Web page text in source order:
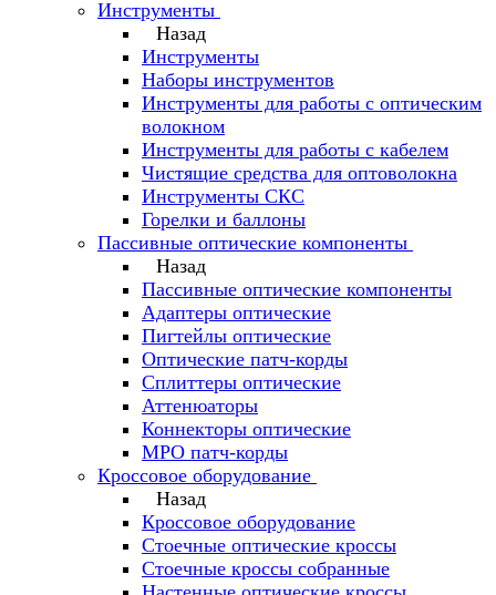
Инструменты
Назад
Инструменты
Наборы инструментов
Инструменты для работы с оптическим
волокном
Инструменты для работы с кабелем
Чистящие средства для оптоволокна
Инструменты СКС
Горелки и баллоны
Пассивные оптические компоненты
Назад
Пассивные оптические компоненты
Адаптеры оптические
Пигтейлы оптические
Оптические патч-корды
Сплиттеры оптические
Аттенюаторы
Коннекторы оптические
MPO патч-корды
Кроссовое оборудование
Назад
Кроссовое оборудование
Стоечные оптические кроссы
Стоечные кроссы собранные